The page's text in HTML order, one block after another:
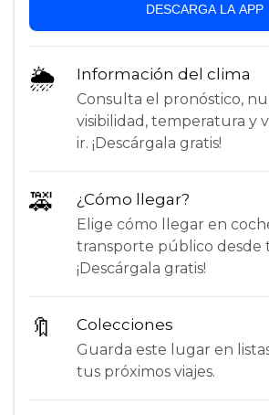
DESCARGA LA APP
🌦 Información del clima
Consulta el pronóstico,
visibilidad, temperatura y
ir. ¡Descárgala gratis!
🚕 ¿Cómo llegar?
Elige cómo llegar en
transporte público desde
¡Descárgala gratis!
🔖 Colecciones
Guarda este lugar en
tus próximos viajes.